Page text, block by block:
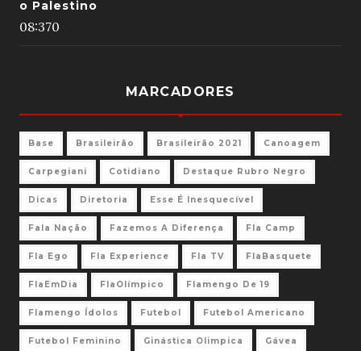
o Palestino
08:370
MARCADORES
Base Brasileirão Brasileirão 2021 Canoagem
Carpegiani Cotidiano Destaque Rubro Negro
Dicas Diretoria Esse É Inesquecível
Fala Nação Fazemos A Diferença Fla Camp
Fla Ego Fla Experience Fla TV FlaBasquete
FlaEmDia FlaOlímpico Flamengo De 19
Flamengo Ídolos Futebol Futebol Americano
Futebol Feminino Ginástica Olimpica Gávea